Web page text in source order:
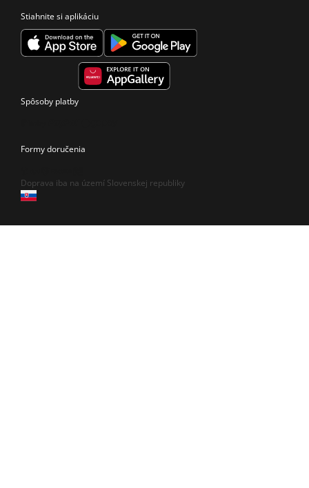
Stiahnite si aplikáciu
Spôsoby platby
Formy doručenia
Doprava iba na území Slovenskej republiky